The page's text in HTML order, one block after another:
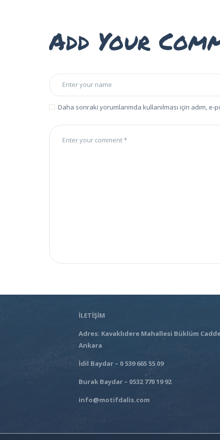
Add Your
Daha sonraki yorumlarımda kullanılması için adım,
İLETİŞİM
Adres: Kavaklıdere Mahallesi Büklüm
Ankara
İdil Baydar – 0 539 665 55 09
Burak Baydar – 0532 770 19 92
info@motifdalis.com